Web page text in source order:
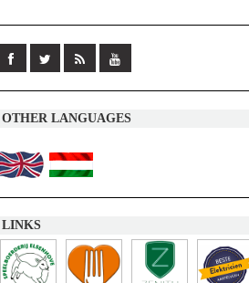
OTHER LANGUAGES
LINKS